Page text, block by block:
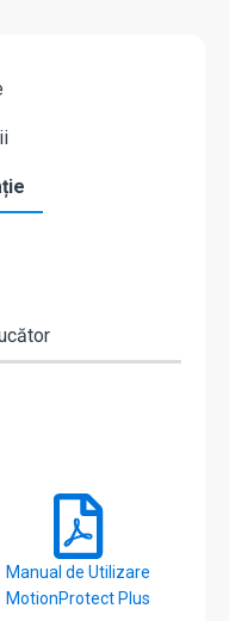
Manual de Utilizare
MotionProtect Plus